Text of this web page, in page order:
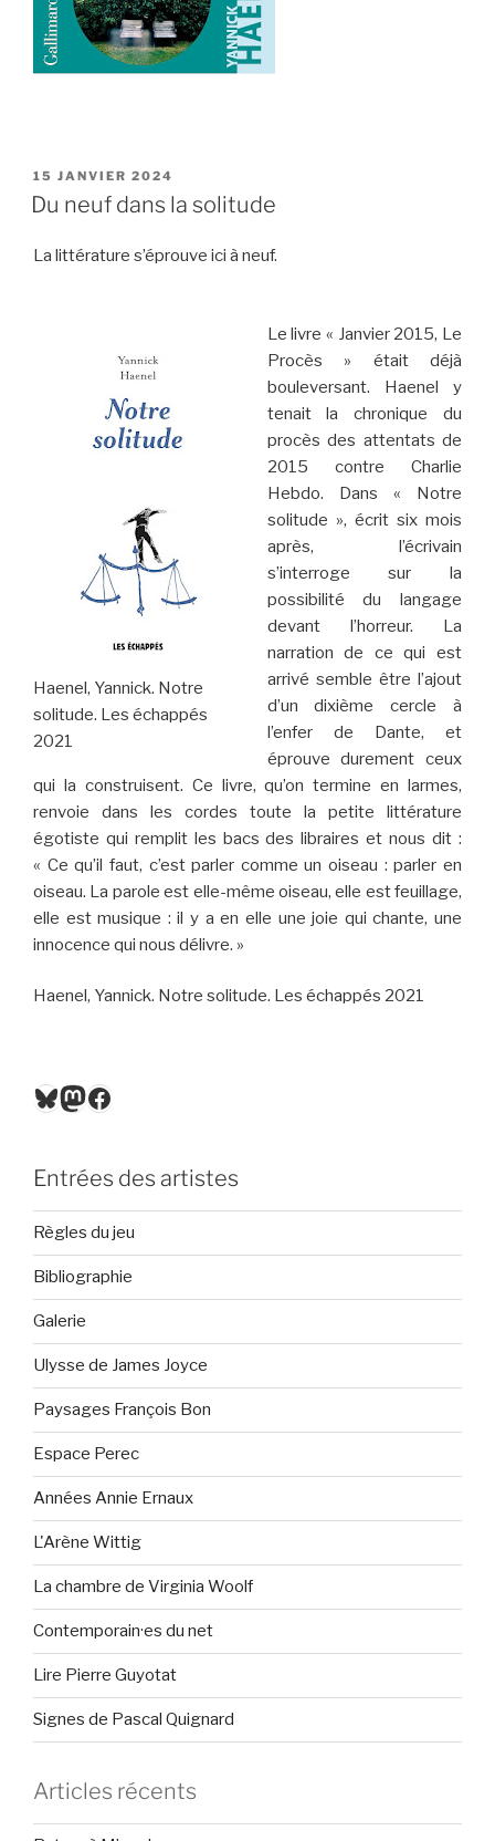
PUBLIÉ
LE
15 JANVIER 2024
Du neuf dans la solitude
La littérature s’éprouve ici à neuf.
Haenel, Yannick. Notre
solitude. Les échappés
2021
Le livre « Janvier 2015, Le
Procès » était déjà
bouleversant. Haenel y
tenait la chronique du
procès des attentats de
2015 contre Charlie
Hebdo. Dans « Notre
solitude », écrit six mois
après, l’écrivain
s’interroge sur la
possibilité du langage
devant l’horreur. La
narration de ce qui est
arrivé semble être l’ajout
d’un dixième cercle à
l’enfer de Dante, et
éprouve durement ceux
qui la construisent. Ce livre, qu’on termine en larmes,
renvoie dans les cordes toute la petite littérature
égotiste qui remplit les bacs des libraires et nous dit :
« Ce qu’il faut, c’est parler comme un oiseau : parler en
oiseau. La parole est elle-même oiseau, elle est feuillage,
elle est musique : il y a en elle une joie qui chante, une
innocence qui nous délivre. »
Haenel, Yannick. Notre solitude. Les échappés 2021
Bluesky
Mastodon
Facebook
Entrées des artistes
Règles du jeu
Bibliographie
Galerie
Ulysse de James Joyce
Paysages François Bon
Espace Perec
Années Annie Ernaux
L'Arène Wittig
La chambre de Virginia Woolf
Contemporain·es du net
Lire Pierre Guyotat
Signes de Pascal Quignard
Articles récents